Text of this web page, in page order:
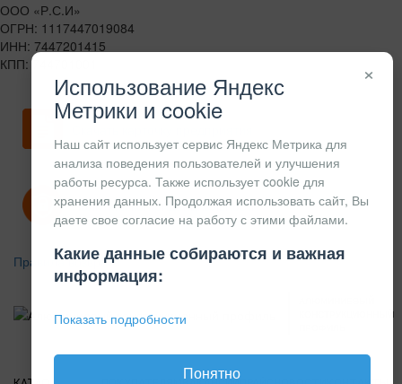
ООО «Р.С.И»
ОГРН: 1117447019084
ИНН: 7447201415
КПП: 744701001
Скачать карточку предприятия
Политика конфиденциальности
Правила возврата
КОНСТРУКЦИОННЫЙ
×
Использование Яндекс
Метрики и cookie
Наш сайт использует сервис Яндекс Метрика для
анализа поведения пользователей и улучшения
работы ресурса. Также использует cookie для
хранения данных. Продолжая использовать сайт, Вы
даете свое согласие на работу с этими файлами.
Какие данные собираются и важная
информация:
Показать подробности
Понятно